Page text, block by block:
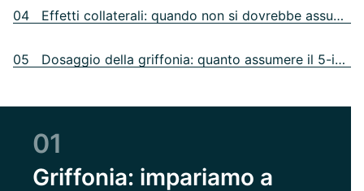
04 Effetti collaterali: quando non si dovrebbe assumere la griffonia?
05 Dosaggio della griffonia: quanto assumere il 5-idrossitriptofano?
01
Griffonia: impariamo a